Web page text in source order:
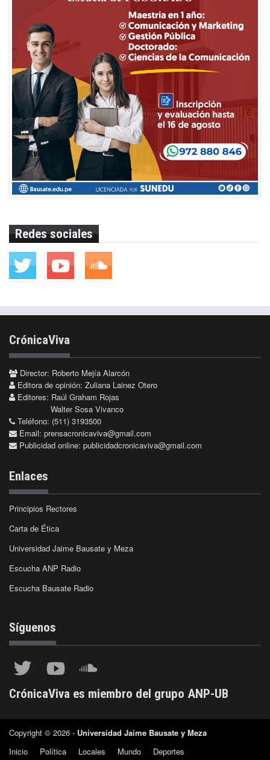
Redes sociales
CrónicaViva
Director: Roberto Mejía Alarcón
Editora de opinión: Zuliana Lainez Otero
Editores: Raúl Graham Rojas
Walter Sosa Vivanco
Teléfono: (511) 3193500
Email: prensacronicaviva@gmail.com
Publicidad online: publicidadcronicaviva@gmail.com
Enlaces
Principios Rectores
Carta de Ética
Universidad Jaime Bausate y Meza
Escucha ANP Radio
Escucha Bausate Radio
Síguenos
CrónicaViva es miembro del grupo ANP-UB
Copyright © 2026 - Universidad Jaime Bausate y Meza
Inicio
Política Locales Mundo Deportes